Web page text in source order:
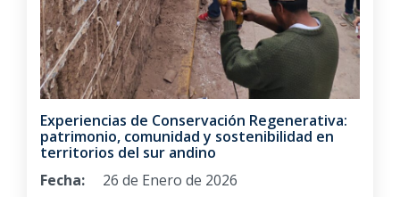
Experiencias de Conservación Regenerativa:
patrimonio, comunidad y sostenibilidad en
territorios del sur andino
Fecha:
26 de Enero de 2026